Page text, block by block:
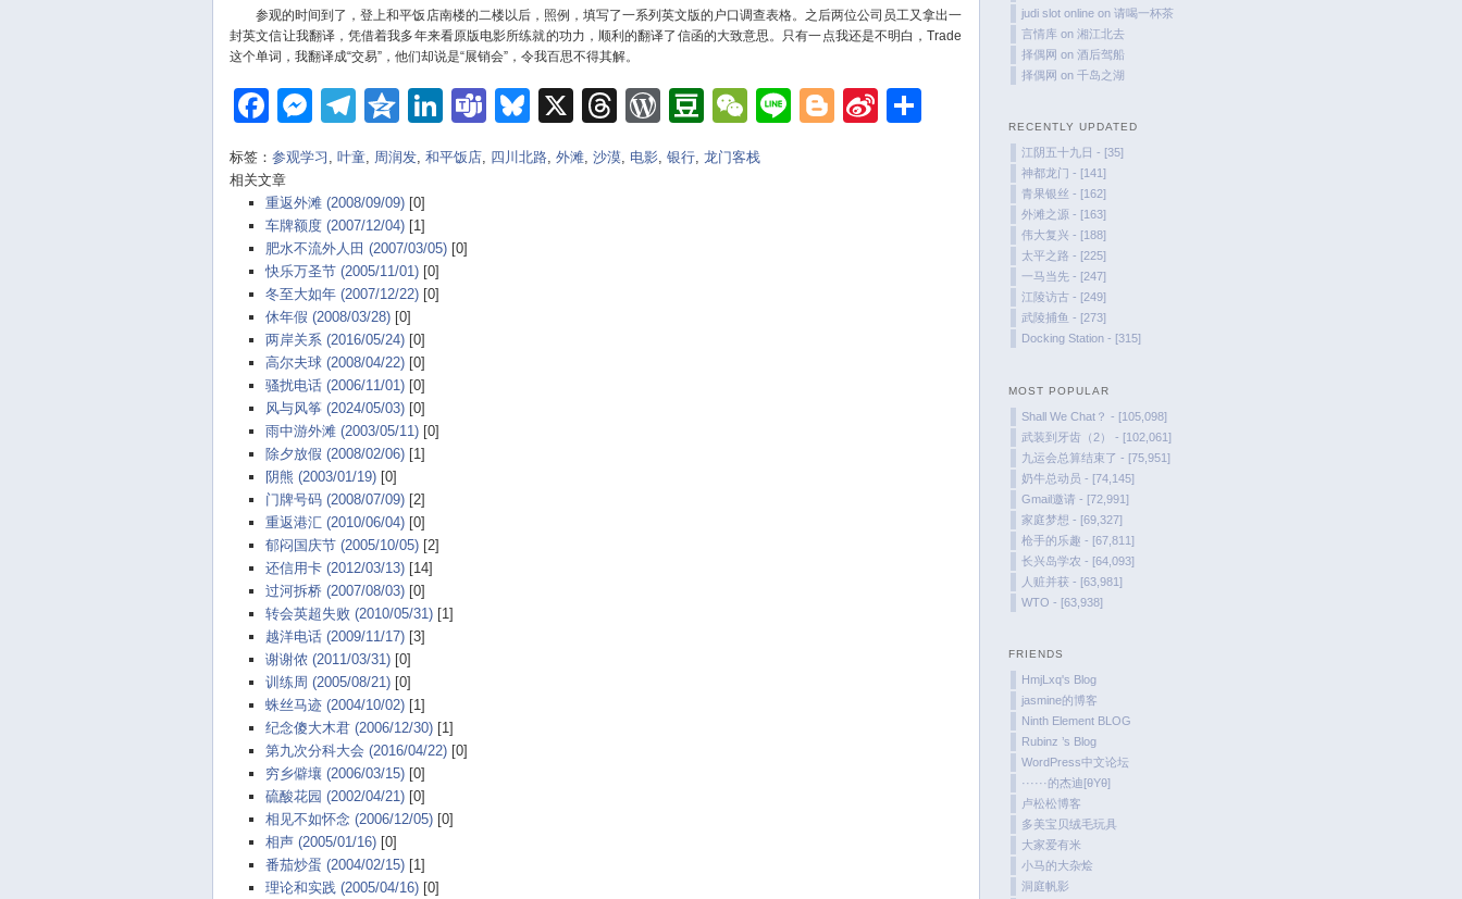
参观的时间到了，登上和平饭店南楼的二楼以后，照例，填写了一系列英文版的户口调查表格。之后两位公司员工又拿出一
封英文信让我翻译，凭借着我多年来看原版电影所练就的功力，顺利的翻译了信函的大致意思。只有一点我还是不明白，Trade
这个单词，我翻译成“交易”，他们却说是“展销会”，令我百思不得其解。
Facebook
Messenger
Telegram
Qzone
LinkedIn
TeamsBluesky
X Threads
WordPress
Douban
WeChat
LineBlogger
Sina
标签：参观学习 ,叶童, 周润发,和平饭店, 四川北路,外滩,沙漠, 电影,银行,龙门客栈
相关文章
重返外滩 (2008/09/09)[0]
车牌额度 (2007/12/04)[1]
肥水不流外人田 (2007/03/05)[0]
快乐万圣节 (2005/11/01)[0]
冬至大如年 (2007/12/22)[0]
休年假 (2008/03/28)[0]
两岸关系 (2016/05/24)[0]
高尔夫球 (2008/04/22)[0]
骚扰电话 (2006/11/01)[0]
风与风筝 (2024/05/03)[0]
雨中游外滩 (2003/05/11)[0]
除夕放假 (2008/02/06)[1]
阴熊 (2003/01/19)[0]
门牌号码 (2008/07/09)[2]
重返港汇 (2010/06/04)[0]
郁闷国庆节 (2005/10/05)[2]
还信用卡 (2012/03/13)[14]
过河拆桥 (2007/08/03)[0]
转会英超失败 (2010/05/31)[1]
越洋电话 (2009/11/17)[3]
谢谢侬 (2011/03/31)[0]
训练周 (2005/08/21)[0]
蛛丝马迹 (2004/10/02)[1]
纪念傻大木君 (2006/12/30)[1]
第九次分科大会 (2016/04/22)[0]
穷乡僻壤 (2006/03/15)[0]
硫酸花园 (2002/04/21)[0]
相见不如怀念 (2006/12/05)[0]
相声 (2005/01/16)[0]
番茄炒蛋 (2004/02/15)[1]
理论和实践 (2005/04/16)[0]
judi slot online on 请喝一杯茶
言情库 on 湘江北去
择偶网 on 酒后驾船
择偶网 on 千岛之湖
RECENTLY UPDATED
江阴五十九日 - [35]
神都龙门 - [141]
青果银丝 - [162]
外滩之源 - [163]
伟大复兴 - [188]
太平之路 - [225]
一马当先 - [247]
江陵访古 - [249]
武陵捕鱼 - [273]
Docking Station - [315]
MOST POPULAR
Shall We Chat？ - [105,098]
武装到牙齿（2） - [102,061]
九运会总算结束了 - [75,951]
奶牛总动员 - [74,145]
Gmail邀请 - [72,991]
家庭梦想 - [69,327]
枪手的乐趣 - [67,811]
长兴岛学农 - [64,093]
人赃并获 - [63,981]
WTO - [63,938]
FRIENDS
HmjLxq's Blog
jasmine的博客
Ninth Element BLOG
Rubinz ’s Blog
WordPress中文论坛
······的杰迪[θYθ]
卢松松博客
多美宝贝绒毛玩具
大家爱有米
小马的大杂烩
洞庭帆影